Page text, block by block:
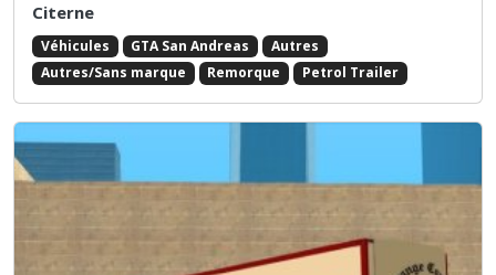
Citerne
Véhicules GTA San Andreas
Autres
Autres/Sans marque
Remorque Petrol Trailer